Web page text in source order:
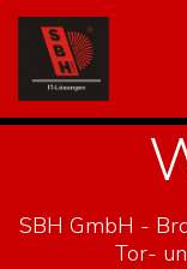
SBH GmbH -
Tor-